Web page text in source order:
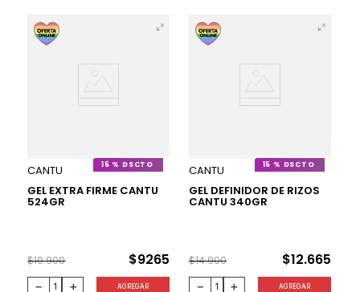
CANTU
GEL EXTRA FIRME CANTU
524GR
15 %
$10.900 $9265
＋
－ AGREGAR
CANTU
GEL DEFINIDOR DE RIZOS
CANTU 340GR
15 %
$14.900 $12.665
＋
－ AGREGAR